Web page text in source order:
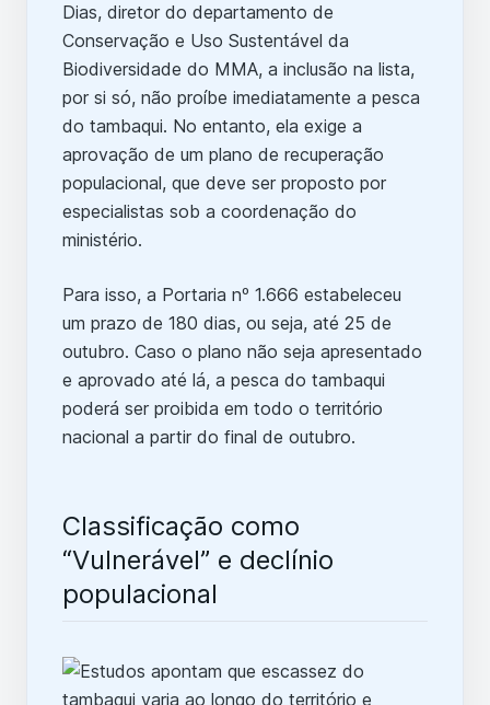
Dias, diretor do departamento de
Conservação e Uso Sustentável da
Biodiversidade do MMA, a inclusão na lista,
por si só, não proíbe imediatamente a pesca
do tambaqui. No entanto, ela exige a
aprovação de um plano de recuperação
populacional, que deve ser proposto por
especialistas sob a coordenação do
ministério.
Para isso, a Portaria nº 1.666 estabeleceu
um prazo de 180 dias, ou seja, até 25 de
outubro. Caso o plano não seja apresentado
e aprovado até lá, a pesca do tambaqui
poderá ser proibida em todo o território
nacional a partir do final de outubro.
Classificação como
“Vulnerável” e declínio
populacional